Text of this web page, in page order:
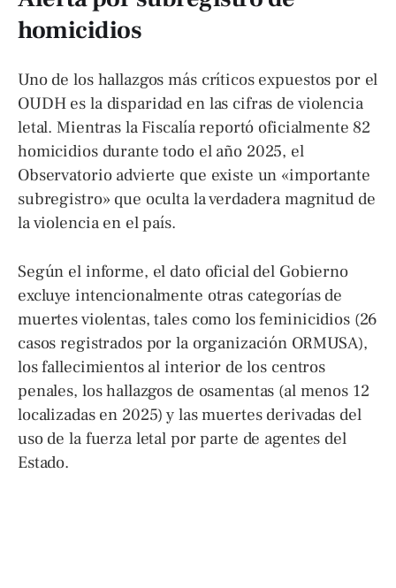
homicidios
Uno de los hallazgos más críticos expuestos por el
OUDH es la disparidad en las cifras de violencia
letal. Mientras la Fiscalía reportó oficialmente 82
homicidios durante todo el año 2025, el
Observatorio advierte que existe un «importante
subregistro» que oculta la verdadera magnitud de
la violencia en el país.
Según el informe, el dato oficial del Gobierno
excluye intencionalmente otras categorías de
muertes violentas, tales como los feminicidios (26
casos registrados por la organización ORMUSA),
los fallecimientos al interior de los centros
penales, los hallazgos de osamentas (al menos 12
localizadas en 2025) y las muertes derivadas del
uso de la fuerza letal por parte de agentes del
Estado.